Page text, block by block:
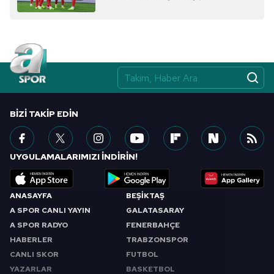
ANASAYFA
A SPOR CANLI YAYIN
A SPOR RADYO
HABERLER
CANLI SKOR
YAZARLAR
BEŞİKTAŞ
GALATASARAY
FENERBAHÇE
TRABZONSPOR
FUTBOL
BASKETBOL
BIZI TAKIP EDIN
UYGULAMALARIMIZI İNDİRİN!